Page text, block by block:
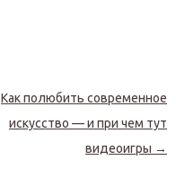
Как полюбить современное
искусство — и при чем тут
видеоигры →